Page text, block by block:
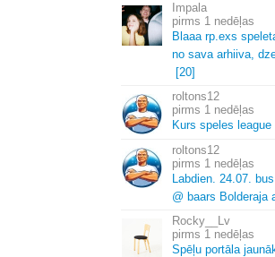
Impala
1 nedēļas
Blaaa rp.exs
no sava arhiiva,
[20]
roltons12
1 nedēļas
Kurs speles
roltons12
1 nedēļas
Labdien. 24.07.
@ baars Bolderaja
Rocky__Lv
1 nedēļas
Spēļu portāla